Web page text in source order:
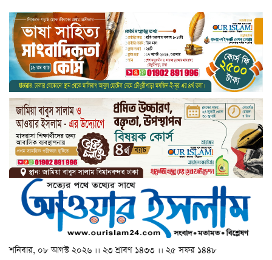
শনিবার, ০৮ আগস্ট ২০২৬ ।। ২৩ শ্রাবণ ১৪৩৩ ।। ২৫ সফর ১৪৪৮